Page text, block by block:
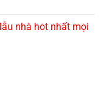
nhà hot nhất mọi